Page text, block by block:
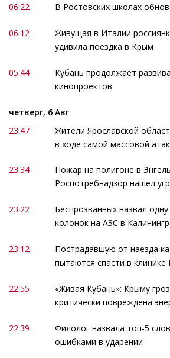
06:22 В Ростовских школах
06:12
Живущая в Италии
удивила поездка в Крым
05:44
Кубань продолжает
кинопроектов
четверг, 6 Авг
23:47
Жители Ярославской
в ходе самой массовой
23:34
Пожар на полигоне в
Роспотребнадзор нашел
23:22
Беспрозванных назвал
колонок на АЗС в
23:12
Пострадавшую от наезда
пытаются спасти в
22:55
«Живая Кубань»: Крыму
критически повреждена
22:39
Филолог назвала топ-5
ошибками в ударении